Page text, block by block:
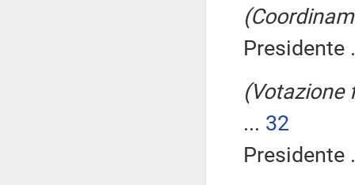
Presidente
(Votazione
... 32
Presidente